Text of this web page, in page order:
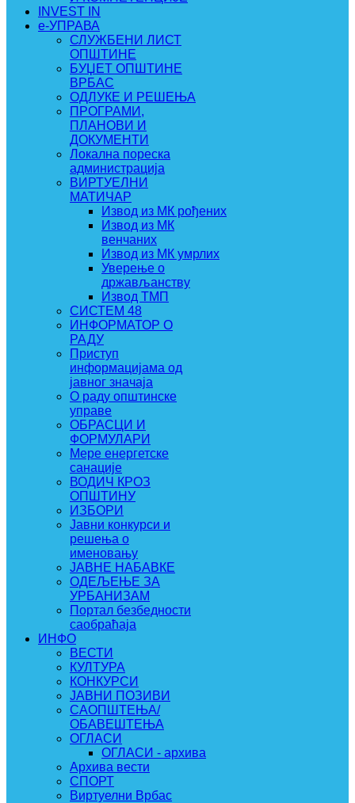
INVEST IN
e-УПРАВА
СЛУЖБЕНИ ЛИСТ
ОПШТИНЕ
БУЏЕТ ОПШТИНЕ
ВРБАС
ОДЛУКЕ И РЕШЕЊА
ПРОГРАМИ,
ПЛАНОВИ И
ДОКУМЕНТИ
Локална пореска
администрација
ВИРТУЕЛНИ
МАТИЧАР
Извод из МК рођених
Извод из МК
венчаних
Извод из МК умрлих
Уверење о
држављанству
Извод ТМП
СИСТЕМ 48
ИНФОРМАТОР О
РАДУ
Приступ
информацијама од
јавног значаја
О раду општинске
управе
ОБРАСЦИ И
ФОРМУЛАРИ
Мере енергетске
санације
ВОДИЧ КРОЗ
ОПШТИНУ
ИЗБОРИ
Јавни конкурси и
решења о
именовању
ЈАВНЕ НАБАВКЕ
ОДЕЉЕЊЕ ЗА
УРБАНИЗАМ
Портал безбедности
саобраћаја
ИНФО
ВЕСТИ
КУЛТУРА
КОНКУРСИ
ЈАВНИ ПОЗИВИ
САОПШТЕЊА/
ОБАВЕШТЕЊА
ОГЛАСИ
ОГЛАСИ - архива
Архива вести
СПОРТ
Виртуелни Врбас